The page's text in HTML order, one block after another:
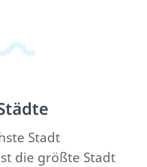
Stadt
die größte Stadt